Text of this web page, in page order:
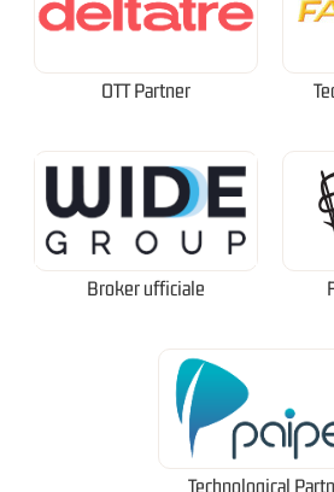
OTT Partner
Broker ufficiale
Technological